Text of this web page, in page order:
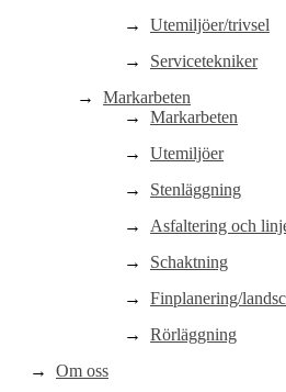
Utemiljöer/trivsel
Servicetekniker
Markarbeten
Markarbeten
Utemiljöer
Stenläggning
Asfaltering och
Schaktning
Finplanering/
Rörläggning
Om oss